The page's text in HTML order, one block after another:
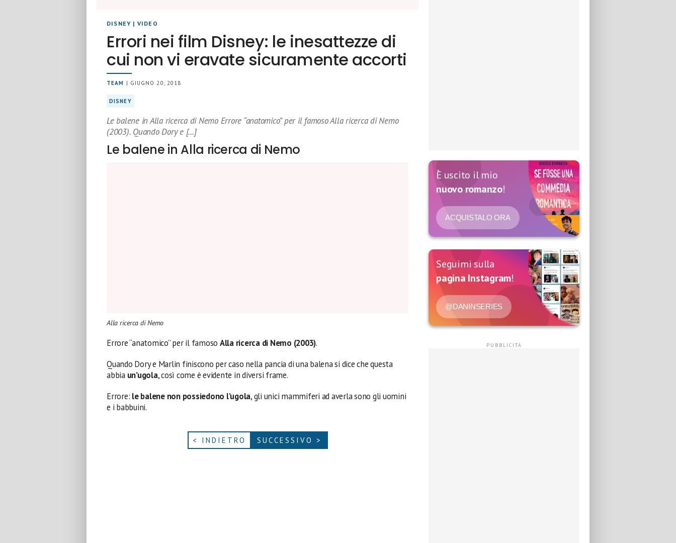
DISNEY | VIDEO
Errori nei film Disney: le inesattezze di
cui non vi eravate sicuramente accorti
TEAM | GIUGNO 20, 2018
DISNEY
Le balene in Alla ricerca di Nemo Errore “anatomico” per il famoso Alla ricerca di Nemo
(2003). Quando Dory e […]
Le balene in Alla ricerca di Nemo
Alla ricerca di Nemo
Errore “anatomico” per il famoso Alla ricerca di Nemo (2003).
Quando Dory e Marlin finiscono per caso nella pancia di una balena si dice che questa
abbia un’ugola, così come è evidente in diversi frame.
Errore: le balene non possiedono l’ugola, gli unici mammiferi ad averla sono gli uomini
e i babbuini.
< INDIETRO SUCCESSIVO >
È uscito il mio
nuovo romanzo!
ACQUISTALO ORA
Seguimi sulla
pagina Instagram!
@DANINSERIES